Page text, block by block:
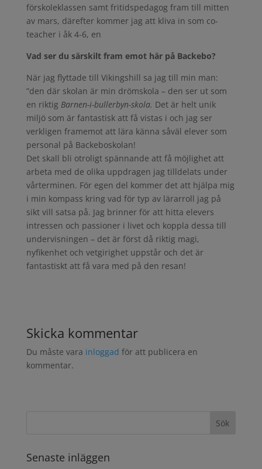
förskoleklassen samt fritidspedagog fram till mitten
av mars, därefter kommer jag att kliva in som co-
teacher i åk 4-6, en
Vad ser du särskilt fram emot här på Backebo?
När jag flyttade till Vikingshill sa jag till min man:
”den där skolan är min drömskola – den ser ut som
en riktig Barnen-i-bullerbyn-skola. Det är helt unik
miljö som är fantastisk att få vistas i och jag ser
verkligen framemot att lära känna såväl elever som
personal på Backeboskolan!
Det skall bli otroligt spännande att få möjlighet att
arbeta med de olika uppdragen jag tilldelats under
vårterminen. För egen del kommer det att hjälpa mig
i min kompass kring vad för typ av lärarroll jag på
sikt vill satsa på. Jag brinner för att hitta elevers
intressen och passioner i livet och koppla dessa till
undervisningen – det är först då riktig magi,
nyfikenhet och vetgirighet uppstår och det är
fantastiskt att få vara med på den resan!
Skicka kommentar
Du måste vara inloggad för att publicera en
kommentar.
Senaste inläggen